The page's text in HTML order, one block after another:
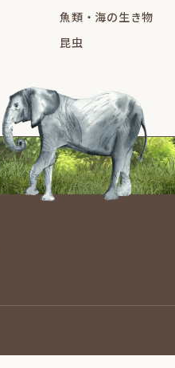
魚類・海の生き物
昆虫